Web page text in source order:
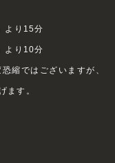
より15分
より10分
縮ではございますが、
ます。